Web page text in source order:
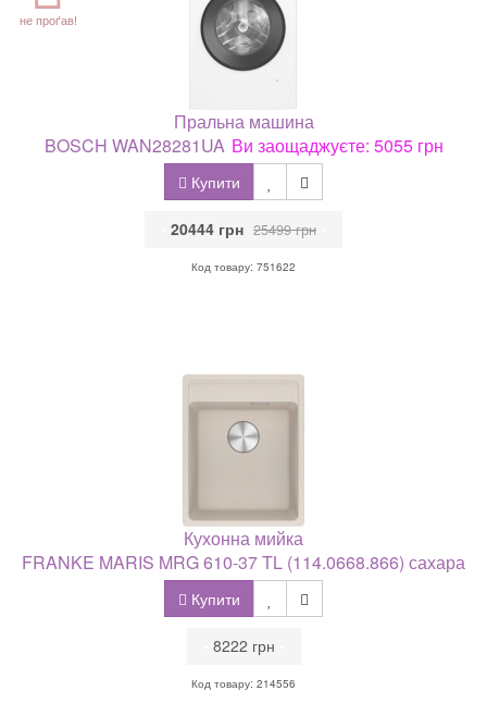
не проґав!
Пральна машина
BOSCH WAN28281UA Ви заощаджуєте: 5055 грн
Купити
20444 грн 25499 грн
Код товару: 751622
Кухонна мийка
FRANKE MARIS MRG 610-37 TL (114.0668.866) сахара
Купити
8222 грн
Код товару: 214556